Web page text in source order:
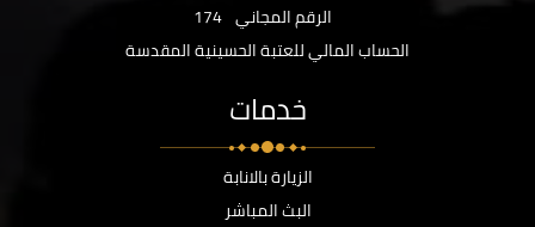
الرقم المجاني 174
الحساب المالي للعتبة الحسينية المقدسة
خدمات
الزيارة بالانابة
البث المباشر